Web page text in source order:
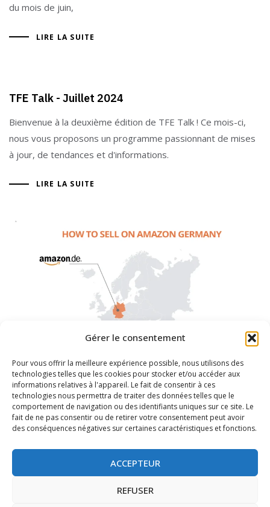
Gérer le consentement
Pour vous offrir la meilleure expérience possible, nous utilisons des
technologies telles que les cookies pour stocker et/ou accéder aux
informations relatives à l'appareil. Le fait de consentir à ces
technologies nous permettra de traiter des données telles que le
comportement de navigation ou des identifiants uniques sur ce site. Le
fait de ne pas consentir ou de retirer votre consentement peut avoir
des conséquences négatives sur certaines caractéristiques et fonctions.
ACCEPTEUR
REFUSER
du mois de juin,
LIRE LA SUITE
TFE Talk - Juillet 2024
Bienvenue à la deuxième édition de TFE Talk ! Ce mois-ci,
nous vous proposons un programme passionnant de mises
à jour, de tendances et d'informations.
LIRE LA SUITE
Comment vendre sur Amazon Allemagne : Un
guide complet
Introduction Amazon DE, la deuxième plus grande place de
inégalées aux vendeurs qui cherchent à se développer en
Europe.
Ce site web utilise des cookies fonctionnels
web.